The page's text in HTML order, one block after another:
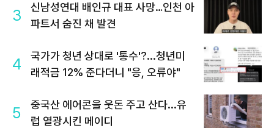
3
신남성연대 배인규 대표 사망…인천 아
파트서 숨진 채 발견
4
국가가 청년 상대로 '통수'?...청년미
래적금 12% 준다더니 "응, 오류야"
5
중국산 에어콘을 웃돈 주고 산다...유
럽 열광시킨 메이디